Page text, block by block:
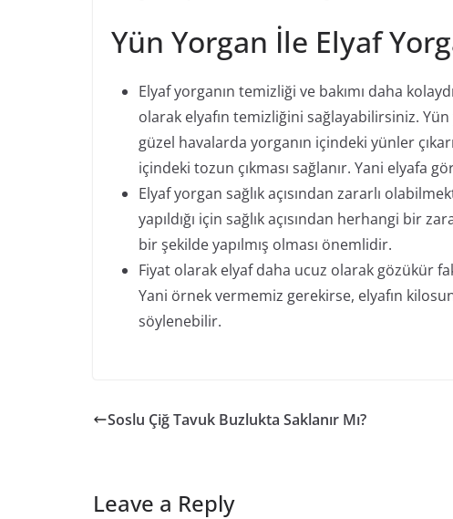
Yün Yorgan İle Elyaf
Elyaf yorganın temizliği ve bakımı daha
olarak elyafın temizliğini sağlayabilirsiniz.
güzel havalarda yorganın içindeki yünler
içindeki tozun çıkması sağlanır. Yani elyafa
Elyaf yorgan sağlık açısından zararlı
yapıldığı için sağlık açısından herhangi bir
bir şekilde yapılmış olması önemlidir.
Fiyat olarak elyaf daha ucuz olarak gözükür
Yani örnek vermemiz gerekirse, elyafın
söylenebilir.
Soslu Çiğ Tavuk Buzlukta Saklanır Mı?
Leave a Reply